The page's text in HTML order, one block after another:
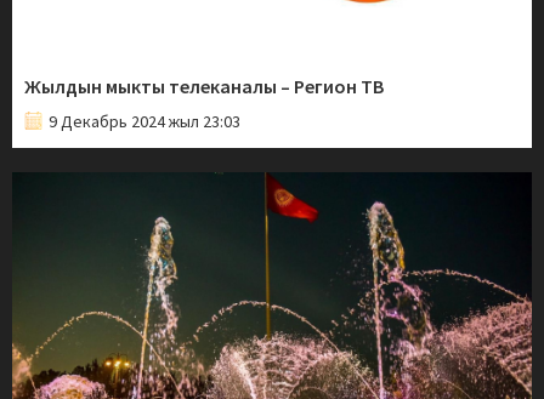
Жылдын мыкты телеканалы – Регион ТВ
9 Декабрь 2024 жыл 23:03